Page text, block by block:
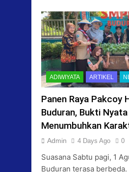
ADIWIYATA ARTIKEL
Panen Raya Pakcoy
Buduran, Bukti
Menumbuhkan
Admin 4 Days Ago 0
Suasana Sabtu pagi, 1
Buduran terasa